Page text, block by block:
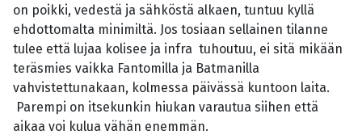
on poikki, vedestä ja sähköstä alkaen, tuntuu kyllä
ehdottomalta minimiltä. Jos tosiaan sellainen tilanne
tulee että lujaa kolisee ja infra tuhoutuu, ei sitä mikään
teräsmies vaikka Fantomilla ja Batmanilla
vahvistettunakaan, kolmessa päivässä kuntoon laita.
Parempi on itsekunkin hiukan varautua siihen että
aikaa voi kulua vähän enemmän.